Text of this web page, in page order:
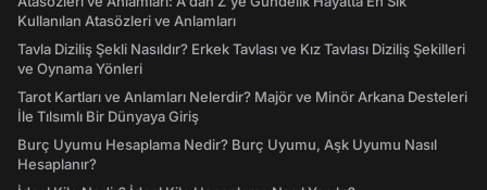
Kullanılan Atasözleri ve Anlamları
Tavla Diziliş Şekli Nasıldır? Erkek Tavlası ve Kız Tavlası Diziliş Şekilleri
ve Oynama Yönleri
Tarot Kartları ve Anlamları Nelerdir? Majör ve Minör Arkana Desteleri
İle Tılsımlı Bir Dünyaya Giriş
Burç Uyumu Hesaplama Nedir? Burç Uyumu, Aşk Uyumu Nasıl
Hesaplanır?